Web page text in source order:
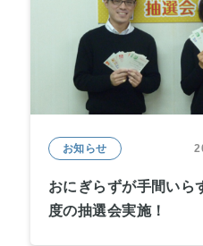
お知らせ
おにぎらずが手間いら
度の抽選会実施！